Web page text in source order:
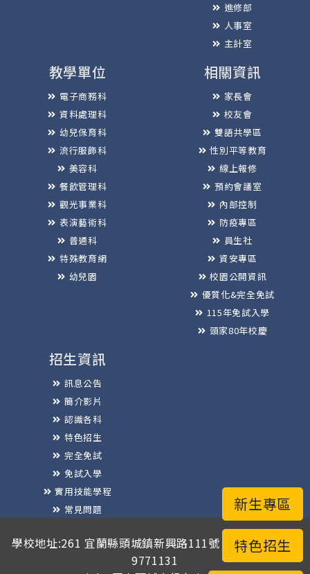
特色招生
新生專區
進修部
人事室
主計室
教學單位
電子商務科
資料處理科
幼兒保育科
流行服飾科
美容科
餐飲管理科
觀光事業科
表演藝術科
普通科
特殊教育網
幼兒園
相關資訊
家長會
校友會
雙語共學區
性別平等教育
線上報修
預約會議室
內部控制
防疫專區
員生社
資安專區
校園公開資訊
優質化&完全免試
115年免試入學
頭家80年校慶
招生資訊
訊息公告
簡介影片
認識各科
特色招生
完全免試
免試入學
實用技能學程
常見問題
學校地址:261 宜蘭縣頭城鎮新興路111號 / 電話總機:03-
9771131